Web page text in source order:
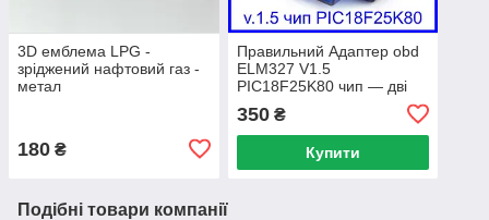
3D емблема LPG -
зріджений нафтовий газ -
метал
180 ₴
Правильний Адаптер obd
ELM327 V1.5
PIC18F25K80 чип — дві
повернення
350₴
Купити
Подібні товари компанії